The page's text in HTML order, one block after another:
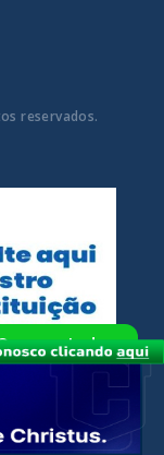
estudar
reservados.